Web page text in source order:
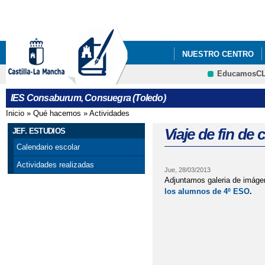
NUESTRO CENTRO
IES Consaburum, Consuegra (Toledo)
Se encuentra usted aquí
Inicio » Qué hacemos » Actividades
JEF. ESTUDIOS
Calendario escolar
Actividades realizadas
Viaje de fin de
Jue, 28/03/2013
Adjuntamos galeria de
los alumnos de 4º ESO.